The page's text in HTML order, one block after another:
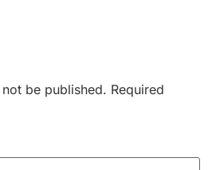
be published. Required